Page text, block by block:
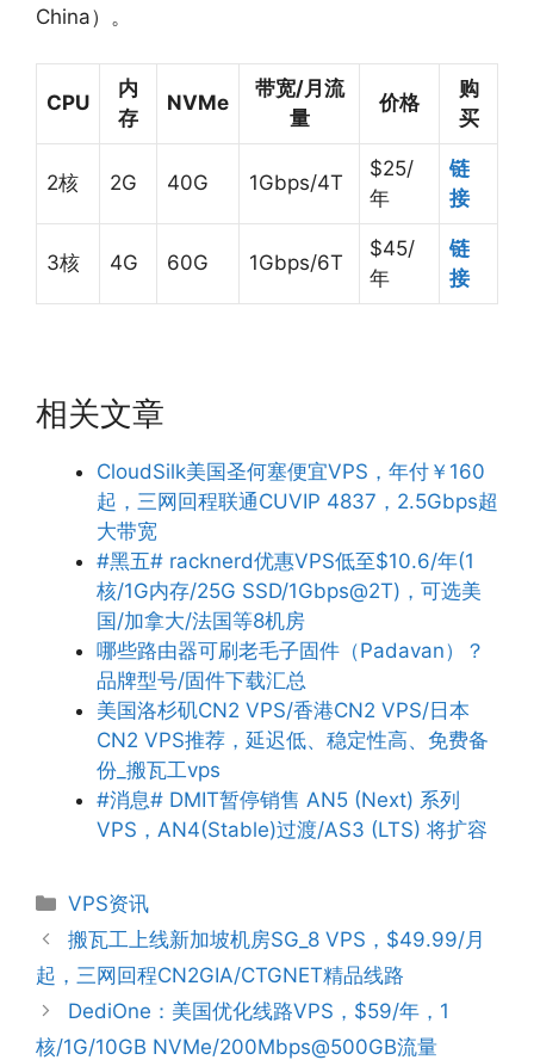
China）。
CPU
内
存
NVMe
带宽/月流
量
价格
购
买
2核 2G 40G 1Gbps/4T
$25/
年
链
接
3核 4G 60G 1Gbps/6T
$45/
年
链
接
相关文章
CloudSilk美国圣何塞便宜VPS，年付￥160
起，三网回程联通CUVIP 4837，2.5Gbps超
大带宽
#黑五# racknerd优惠VPS低至$10.6/年(1
核/1G内存/25G SSD/1Gbps@2T)，可选美
国/加拿大/法国等8机房
哪些路由器可刷老毛子固件（Padavan）？
品牌型号/固件下载汇总
美国洛杉矶CN2 VPS/香港CN2 VPS/日本
CN2 VPS推荐，延迟低、稳定性高、免费备
份_搬瓦工vps
#消息# DMIT暂停销售 AN5 (Next) 系列
VPS，AN4(Stable)过渡/AS3 (LTS) 将扩容
分
类
VPS资讯
搬瓦工上线新加坡机房SG_8 VPS，$49.99/月
起，三网回程CN2GIA/CTGNET精品线路
DediOne：美国优化线路VPS，$59/年，1
核/1G/10GB NVMe/200Mbps@500GB流量